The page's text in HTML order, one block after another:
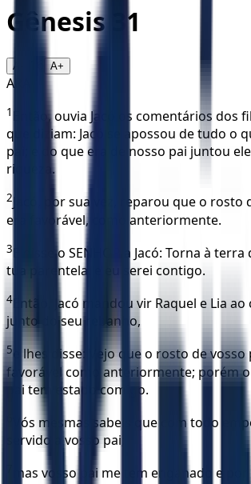
Gênesis 31
A- A+
ARA
1 Então, ouvia Jacó os comentários dos
que diziam: Jacó se apossou de tudo o
pai; e do que era de nosso pai juntou
riqueza.
2Jacó, por sua vez, reparou que o rosto
era favorável, como anteriormente.
3
E disse o SENHOR a Jacó: Torna à
tua parentela; e eu serei contigo.
4
Então, Jacó mandou vir Raquel e Lia
junto do seu rebanho,
5
e lhes disse: Vejo que o rosto de
favorável como anteriormente; porém
pai tem estado comigo.
Vós mesmas sabeis que com todo
servido a vosso pai;
mas vosso pai me tem enganado e por